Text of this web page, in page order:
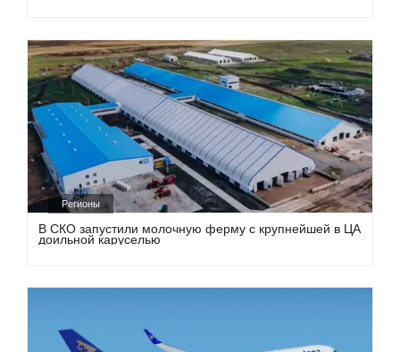
Регионы
В СКО запустили молочную ферму с крупнейшей в ЦА
доильной каруселью